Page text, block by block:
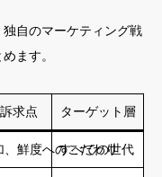
自のマーケティング戦
ます。
求点 ターゲット層
、鮮度へのこだわり
すべての世代